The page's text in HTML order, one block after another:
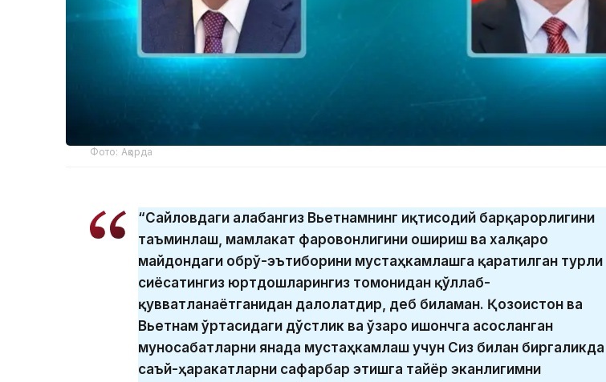
Фото: Ақорда
“Сайловдаги ғалабангиз Вьетнамнинг иқтисодий барқарорлигини
таъминлаш, мамлакат фаровонлигини ошириш ва халқаро
майдондаги обрў-эътиборини мустаҳкамлашга қаратилган турли
сиёсатингиз юртдошларингиз томонидан қўллаб-
қувватланаётганидан далолатдир, деб биламан. Қозоғистон ва
Вьетнам ўртасидаги дўстлик ва ўзаро ишончга асосланган
муносабатларни янада мустаҳкамлаш учун Сиз билан биргаликда
саъй-ҳаракатларни сафарбар этишга тайёр эканлигимни